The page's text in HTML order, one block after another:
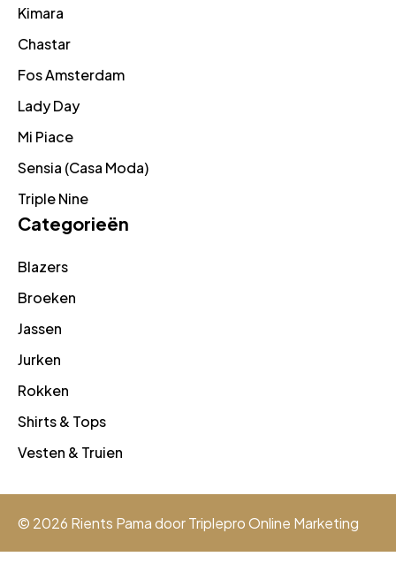
Kimara
Chastar
Fos Amsterdam
Lady Day
Mi Piace
Sensia (Casa Moda)
Triple Nine
Categorieën
Blazers
Broeken
Jassen
Jurken
Rokken
Shirts & Tops
Vesten & Truien
© 2026 Rients Pama doorTriplepro Online Marketing